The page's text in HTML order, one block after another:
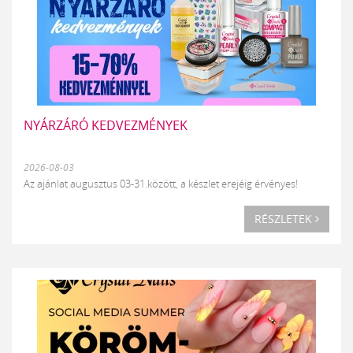
NYÁRZÁRÓ KEDVEZMÉNYEK
2026-08-03
Az ajánlat augusztus 03-31.között, a készlet erejéig érvényes!
RÉSZLETEK